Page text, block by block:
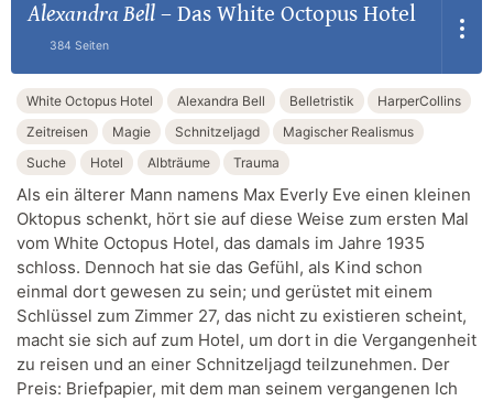
Alexandra Bell– Das White Octopus Hotel
384 Seiten
White Octopus Hotel Alexandra Bell Belletristik
HarperCollins
Zeitreisen
Magie Schnitzeljagd
Magischer Realismus
Suche
Hotel Albträume Trauma
Als ein älterer Mann namens Max Everly Eve einen kleinen
Oktopus schenkt, hört sie auf diese Weise zum ersten Mal
vom White Octopus Hotel, das damals im Jahre 1935
schloss. Dennoch hat sie das Gefühl, als Kind schon
einmal dort gewesen zu sein; und gerüstet mit einem
Schlüssel zum Zimmer 27, das nicht zu existieren scheint,
macht sie sich auf zum Hotel, um dort in die Vergangenheit
zu reisen und an einer Schnitzeljagd teilzunehmen. Der
Preis: Briefpapier, mit dem man seinem vergangenen Ich